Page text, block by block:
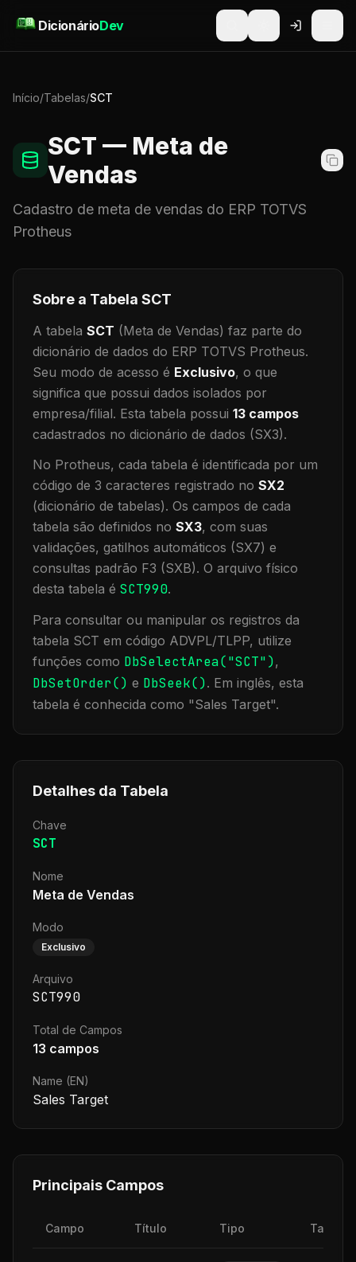
DicionárioDev
Início/Tabelas/SCT
SCT — Meta de
Vendas
Cadastro de meta de vendas do ERP TOTVS
Protheus
Sobre a Tabela SCT
A tabela SCT (Meta de Vendas) faz parte do
dicionário de dados do ERP TOTVS Protheus.
Seu modo de acesso é Exclusivo, o que
significa que possui dados isolados por
empresa/filial. Esta tabela possui 13 campos
cadastrados no dicionário de dados (SX3).
No Protheus, cada tabela é identificada por um
código de 3 caracteres registrado no SX2
(dicionário de tabelas). Os campos de cada
tabela são definidos no SX3, com suas
validações, gatilhos automáticos (SX7) e
consultas padrão F3 (SXB). O arquivo físico
desta tabela é SCT990.
Para consultar ou manipular os registros da
tabela SCT em código ADVPL/TLPP, utilize
funções como DbSelectArea("SCT"),
DbSetOrder() e DbSeek(). Em inglês, esta
tabela é conhecida como "Sales Target".
Detalhes da Tabela
Chave
SCT
Nome
Meta de Vendas
Modo
Exclusivo
Arquivo
SCT990
Total de Campos
13 campos
Name (EN)
Sales Target
Principais Campos
Campo Título Tipo